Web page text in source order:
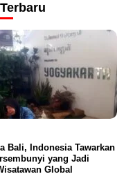
Bali, Indonesia Tawarkan
yang Jadi
Global